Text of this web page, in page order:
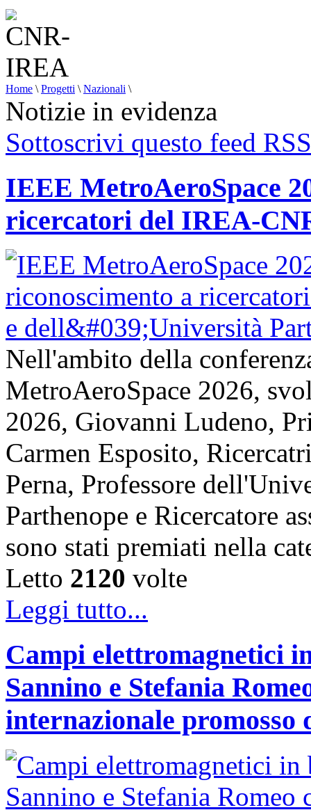
Home \ Progetti \ Nazionali \
Notizie in evidenza
Sottoscrivi questo feed RSS
IEEE MetroAeroSpace
ricercatori del IREA-
Nell'ambito della
MetroAeroSpace 2026,
2026, Giovanni Ludeno,
Carmen Esposito,
Perna, Professore
Parthenope e Ricercatore
sono stati premiati nella
Letto 2120 volte
Leggi tutto...
Campi elettromagnetici
Sannino e Stefania
internazionale promosso